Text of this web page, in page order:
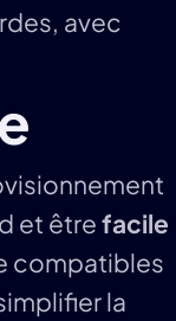
avec
et êtrefacile
compatibles
la